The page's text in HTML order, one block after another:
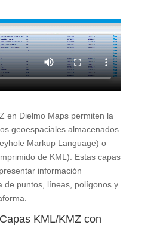
en Dielmo Maps permiten la
geoespaciales almacenados
Markup Language) o
de KML). Estas capas
información
de puntos, líneas, polígonos y
KML/KMZ con